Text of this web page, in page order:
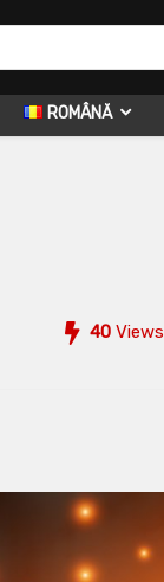
ROMÂNĂ
40 Views